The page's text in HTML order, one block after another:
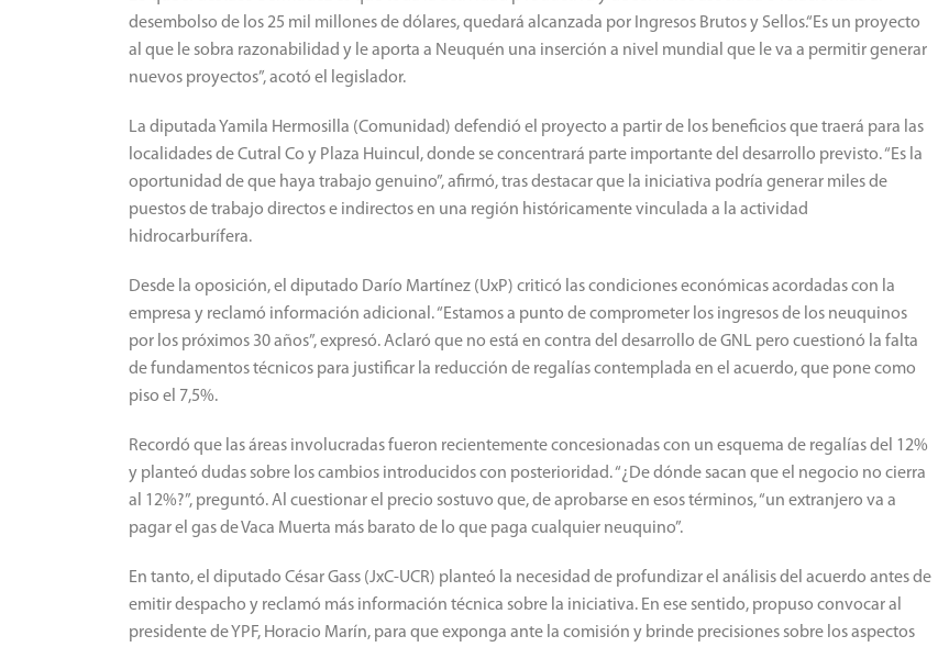
desembolso de los 25 mil millones de dólares, quedará alcanzada por Ingresos Brutos y Sellos.“Es un proyecto
al que le sobra razonabilidad y le aporta a Neuquén una inserción a nivel mundial que le va a permitir generar
nuevos proyectos”, acotó el legislador.
La diputada Yamila Hermosilla (Comunidad) defendió el proyecto a partir de los beneficios que traerá para las
localidades de Cutral Co y Plaza Huincul, donde se concentrará parte importante del desarrollo previsto. “Es la
oportunidad de que haya trabajo genuino”, afirmó, tras destacar que la iniciativa podría generar miles de
puestos de trabajo directos e indirectos en una región históricamente vinculada a la actividad
hidrocarburífera.
Desde la oposición, el diputado Darío Martínez (UxP) criticó las condiciones económicas acordadas con la
empresa y reclamó información adicional. “Estamos a punto de comprometer los ingresos de los neuquinos
por los próximos 30 años”, expresó. Aclaró que no está en contra del desarrollo de GNL pero cuestionó la falta
de fundamentos técnicos para justificar la reducción de regalías contemplada en el acuerdo, que pone como
piso el 7,5%.
Recordó que las áreas involucradas fueron recientemente concesionadas con un esquema de regalías del 12%
y planteó dudas sobre los cambios introducidos con posterioridad. “¿De dónde sacan que el negocio no cierra
al 12%?”, preguntó. Al cuestionar el precio sostuvo que, de aprobarse en esos términos, “un extranjero va a
pagar el gas de Vaca Muerta más barato de lo que paga cualquier neuquino”.
En tanto, el diputado César Gass (JxC-UCR) planteó la necesidad de profundizar el análisis del acuerdo antes de
emitir despacho y reclamó más información técnica sobre la iniciativa. En ese sentido, propuso convocar al
presidente de YPF, Horacio Marín, para que exponga ante la comisión y brinde precisiones sobre los aspectos